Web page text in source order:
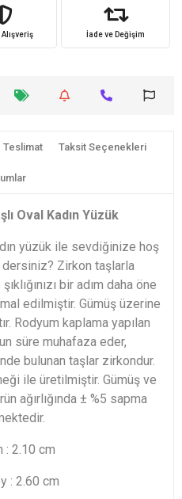
İade ve Değişim
Teslimat Taksit Seçenekleri
Oval Kadın Yüzük
yüzük ile sevdiğinize hoş
Zirkon taşlarla
bir adım daha öne
edilmiştir. Gümüş üzerine
Rodyum kaplama yapılan
süre muhafaza eder,
bulunan taşlar zirkondur.
ile üretilmiştir. Gümüş ve
ağırlığında ± %5 sapma
: 2.10 cm
: 2.60 cm